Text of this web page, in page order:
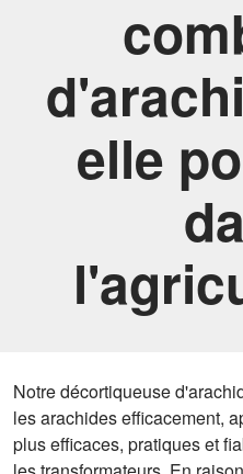
elle
Notre décortiqueuse
les arachides efficacement,
plus efficaces, pratiques et